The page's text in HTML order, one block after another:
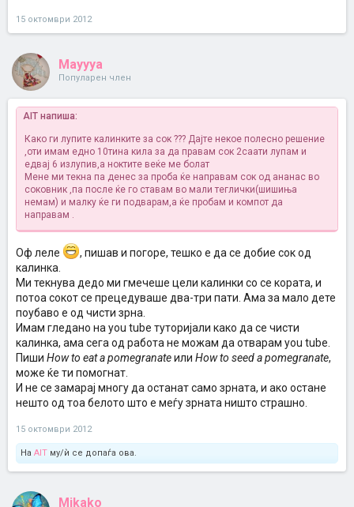
15 октомври 2012
Mayyya
Популарен член
AIT напиша:
Како ги лупите калинките за сок ??? Дајте некое полесно решение
,оти имам едно 10тина кила за да правам сок 2саати лупам и
едвај 6 излупив,а ноктите веќе ме болат
Мене ми текна па денес за проба ќе направам сок од ананас во
соковник ,па после ќе го ставам во мали теглички(шишиња
немам) и малку ќе ги подварам,а ќе пробам и компот да
направам .
Оф леле
, пишав и погоре, тешко е да се добие сок од
калинка.
Ми текнува дедо ми гмечеше цели калинки со се кората, и
потоа сокот се прецедуваше два-три пати. Ама за мало дете
поубаво е од чисти зрна.
Имам гледано на you tube туторијали како да се чисти
калинка, ама сега од работа не можам да отварам you tube.
Пиши How to eat a pomegranateили How to seed a pomegranate,
може ќе ти помогнат.
И не се замарај многу да останат само зрната, и ако остане
нешто од тоа белото што е меѓу зрната ништо страшно.
15 октомври 2012
На AIT му/ѝ се допаѓа ова.
Mikako